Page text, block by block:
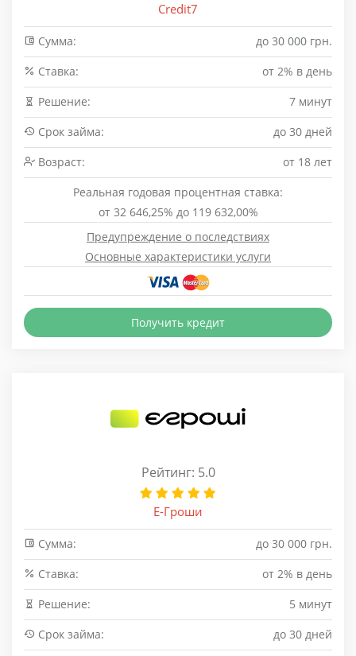
Credit7
Сумма:
до 30 000 грн.
Cтавка:
от 2% в день
Решение:
7 минут
Срок займа:
до 30 дней
Возраст:
от 18 лет
Реальная годовая процентная ставка:
от 32 646,25% до 119 632,00%
Предупреждение о последствиях
Основные характеристики услуги
Получить кредит
Рейтинг: 5.0
Е-Гроши
Сумма:
до 30 000 грн.
Cтавка:
от 2% в день
Решение:
5 минут
Срок займа:
до 30 дней